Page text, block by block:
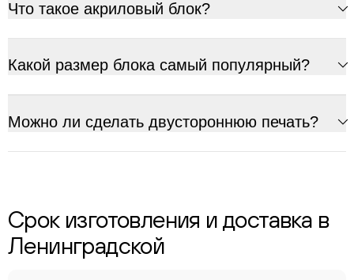
Что такое акриловый блок?
Какой размер блока самый популярный?
Можно ли сделать двустороннюю печать?
Срок изготовления и доставка в
Ленинградской